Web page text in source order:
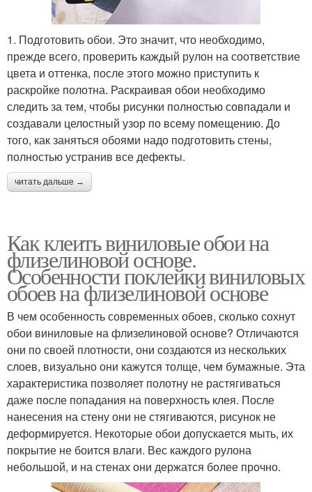
1. Подготовить обои. Это значит, что необходимо,
прежде всего, проверить каждый рулон на соответствие
цвета и оттенка, после этого можно приступить к
раскройке полотна. Раскраивая обои необходимо
следить за тем, чтобы рисунки полностью совпадали и
создавали целостный узор по всему помещению. До
того, как заняться обоями надо подготовить стены,
полностью устранив все дефекты.
читать дальше →
Как клеить виниловые обои на
флизелиновой основе.
Особенности поклейки виниловых
обоев на флизелиновой основе
В чем особенность современных обоев, сколько сохнут
обои виниловые на флизелиновой основе? Отличаются
они по своей плотности, они создаются из нескольких
слоев, визуально они кажутся толще, чем бумажные. Эта
характеристика позволяет полотну не растягиваться
даже после попадания на поверхность клея. После
нанесения на стену они не стягиваются, рисунок не
деформируется. Некоторые обои допускается мыть, их
покрытие не боится влаги. Вес каждого рулона
небольшой, и на стенах они держатся более прочно.